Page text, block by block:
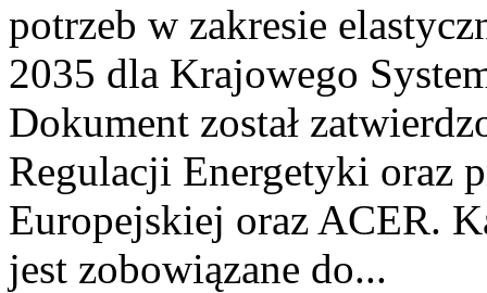
potrzeb w zakresie
2035 dla Krajowego
Dokument został
Regulacji Energetyki oraz
Europejskiej oraz ACER.
jest zobowiązane do...